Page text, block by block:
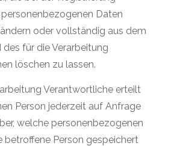
Daten
oder vollständig aus dem
für die Verarbeitung
löschen zu lassen.
Verantwortliche erteilt
Person jederzeit auf Anfrage
welche personenbezogenen
betroffene Person gespeichert